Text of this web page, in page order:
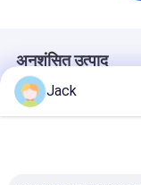
अनुशंसित उत्पाद
Jack